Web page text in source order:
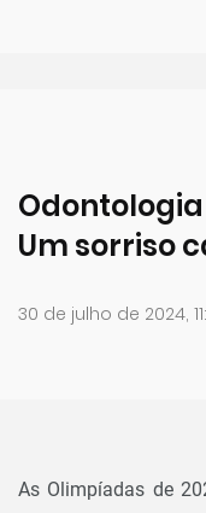
Um sorriso
30 de julho de 2024,
As Olimpíadas de